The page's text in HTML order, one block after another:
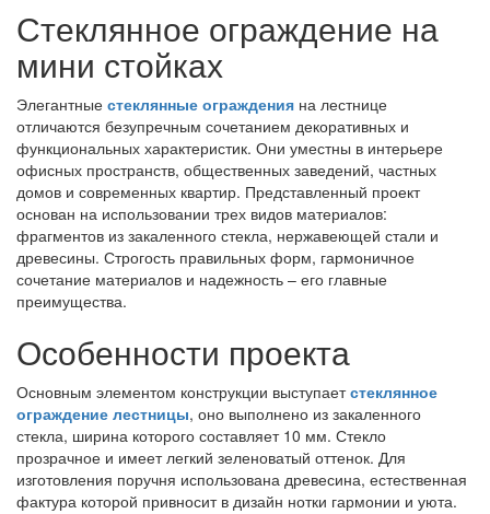
Стеклянное ограждение на
мини стойках
Элегантные стеклянные ограждения на лестнице
отличаются безупречным сочетанием декоративных и
функциональных характеристик. Они уместны в интерьере
офисных пространств, общественных заведений, частных
домов и современных квартир. Представленный проект
основан на использовании трех видов материалов:
фрагментов из закаленного стекла, нержавеющей стали и
древесины. Строгость правильных форм, гармоничное
сочетание материалов и надежность – его главные
преимущества.
Особенности проекта
Основным элементом конструкции выступаетстеклянное
ограждение лестницы, оно выполнено из закаленного
стекла, ширина которого составляет 10 мм. Стекло
прозрачное и имеет легкий зеленоватый оттенок. Для
изготовления поручня использована древесина, естественная
фактура которой привносит в дизайн нотки гармонии и уюта.